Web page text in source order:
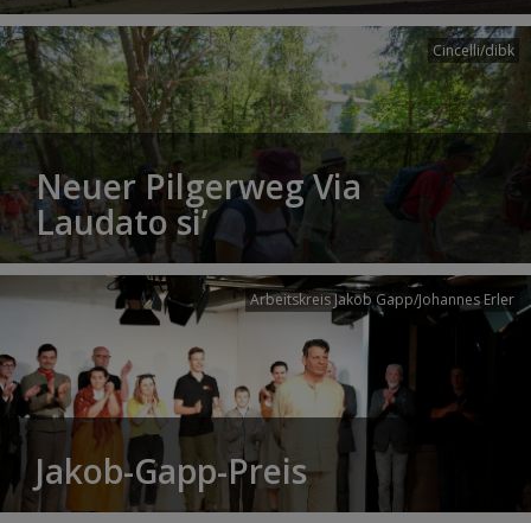
Cincelli/dibk
Neuer Pilgerweg Via
Laudato si’
Arbeitskreis Jakob Gapp/Johannes Erler
Jakob-Gapp-Preis